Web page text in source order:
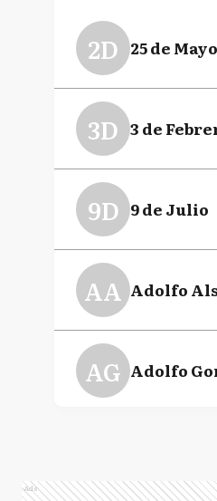
2D 25 de Mayo
3D 3 de
9D 9 de Julio
AA Adolfo
AG Adolfo
Ads